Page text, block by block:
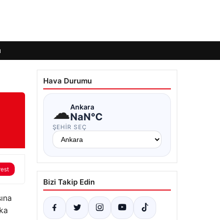
Hava Durumu
☁Ankara
NaN°C
ŞEHIR SEÇ
Bizi Takip Edin